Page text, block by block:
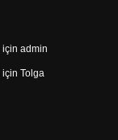
için admin
için Tolga